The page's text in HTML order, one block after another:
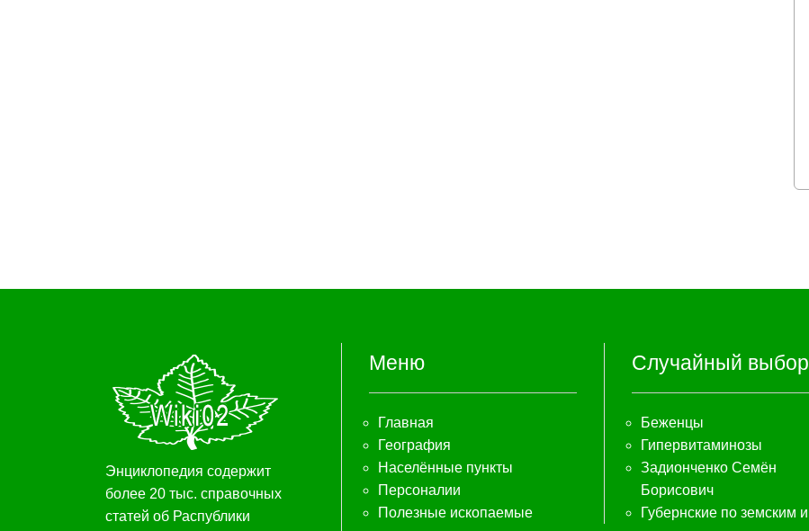
Энциклопедия содержит
более 20 тыс. справочных
статей об Распублики
Меню
Главная
География
Населённые пункты
Персоналии
Полезные ископаемые
Случайный выбор
Беженцы
Гипервитаминозы
Задионченко Семён
Борисович
Губернские по земским и